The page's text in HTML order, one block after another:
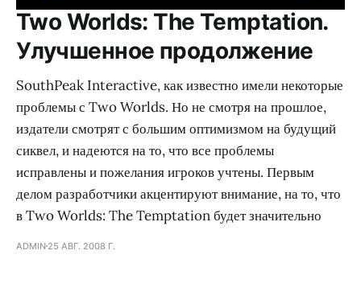
Two Worlds: The Temptation.
Улучшенное продолжение
SouthPeak Interactive, как известно имели некоторые
проблемы с Two Worlds. Но не смотря на прошлое,
издатели смотрят с большим оптимизмом на будущий
сиквел, и надеются на то, что все проблемы
исправлены и пожелания игроков учтены. Первым
делом разработчики акцентируют внимание, на то, что
в Two Worlds: The Temptation будет значительно
ADMIN 25 АВГ. 2008 Г.